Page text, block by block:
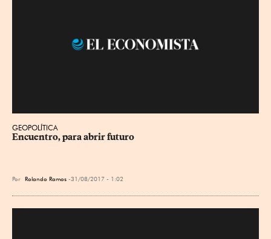
GEOPOLÍTICA
Encuentro, para abrir futuro
Por Rolando Ramos 31/08/2017 - 1:02